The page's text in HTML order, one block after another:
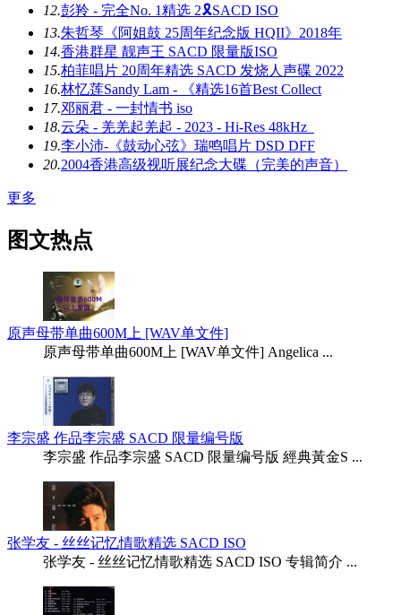
12.彭羚 - 完全No. 1精选 2🎗SACD ISO
13.朱哲琴《阿姐鼓 25周年纪念版 HQII》2018年
14.香港群星 靓声王 SACD 限量版ISO
15.柏菲唱片 20周年精选 SACD 发烧人声碟 2022
16.林忆莲Sandy Lam - 《精选16首Best Collect
17.邓丽君 - 一封情书 iso
18.云朵 - 羌羌起羌起 - 2023 - Hi-Res 48kHz_
19.李小沛-《鼓动心弦》瑞鸣唱片 DSD DFF
20.2004香港高级视听展纪念大碟（完美的声音）
更多
图文热点
原声母带单曲600M上 [WAV单文件]
原声母带单曲600M上 [WAV单文件] Angelica ...
李宗盛 作品李宗盛 SACD 限量编号版
李宗盛 作品李宗盛 SACD 限量编号版 經典黃金S ...
张学友 - 丝丝记忆情歌精选 SACD ISO
张学友 - 丝丝记忆情歌精选 SACD ISO 专辑简介 ...